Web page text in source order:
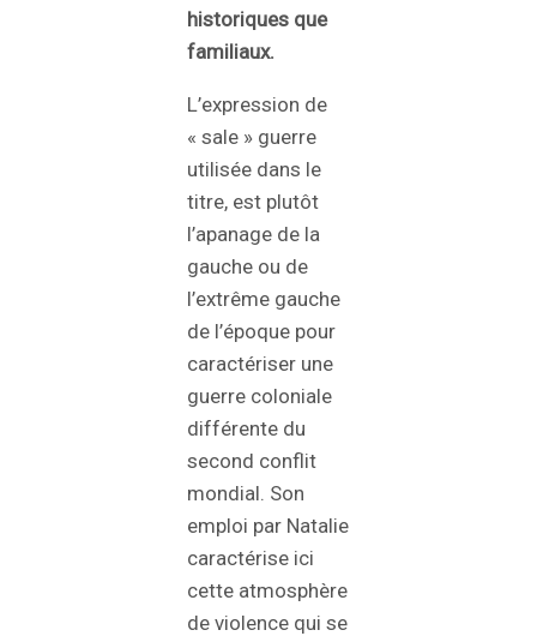
historiques que
familiaux.
L’expression de
« sale » guerre
utilisée dans le
titre, est plutôt
l’apanage de la
gauche ou de
l’extrême gauche
de l’époque pour
caractériser une
guerre coloniale
différente du
second conflit
mondial. Son
emploi par Natalie
caractérise ici
cette atmosphère
de violence qui se